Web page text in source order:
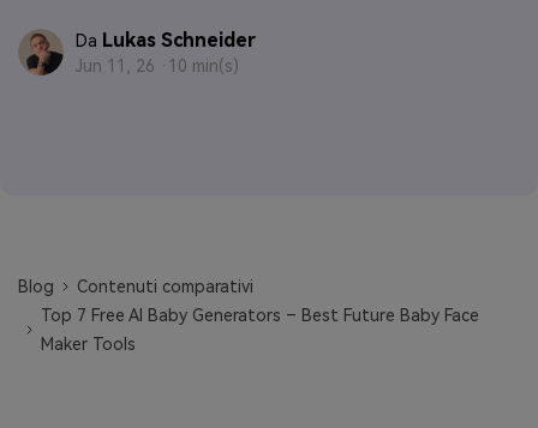
Da Lukas Schneider
Jun 11, 26 · 10 min(s)
Blog
Contenuti comparativi
Top 7 Free AI Baby Generators – Best Future Baby Face
Maker Tools